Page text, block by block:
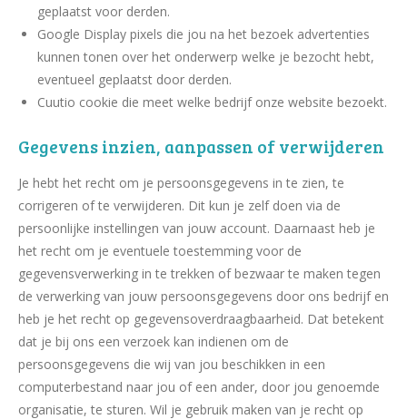
geplaatst voor derden.
Google Display pixels die jou na het bezoek advertenties
kunnen tonen over het onderwerp welke je bezocht hebt,
eventueel geplaatst door derden.
Cuutio cookie die meet welke bedrijf onze website bezoekt.
Gegevens inzien, aanpassen of verwijderen
Je hebt het recht om je persoonsgegevens in te zien, te
corrigeren of te verwijderen. Dit kun je zelf doen via de
persoonlijke instellingen van jouw account. Daarnaast heb je
het recht om je eventuele toestemming voor de
gegevensverwerking in te trekken of bezwaar te maken tegen
de verwerking van jouw persoonsgegevens door ons bedrijf en
heb je het recht op gegevensoverdraagbaarheid. Dat betekent
dat je bij ons een verzoek kan indienen om de
persoonsgegevens die wij van jou beschikken in een
computerbestand naar jou of een ander, door jou genoemde
organisatie, te sturen. Wil je gebruik maken van je recht op